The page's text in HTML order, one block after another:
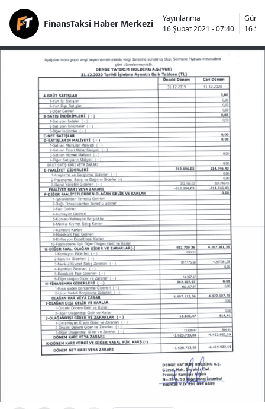
FinansTaksi Haber Merkezi
Yayınlanma
16 Şubat 2021 - 07:40
16